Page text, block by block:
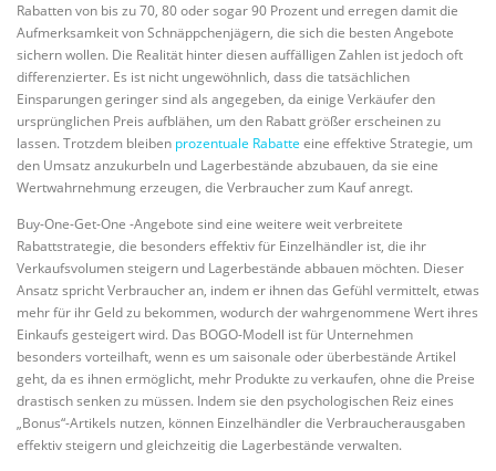
Rabatten von bis zu 70, 80 oder sogar 90 Prozent und erregen damit die
Aufmerksamkeit von Schnäppchenjägern, die sich die besten Angebote
sichern wollen. Die Realität hinter diesen auffälligen Zahlen ist jedoch oft
differenzierter. Es ist nicht ungewöhnlich, dass die tatsächlichen
Einsparungen geringer sind als angegeben, da einige Verkäufer den
ursprünglichen Preis aufblähen, um den Rabatt größer erscheinen zu
lassen. Trotzdem bleiben prozentuale Rabatte eine effektive Strategie, um
den Umsatz anzukurbeln und Lagerbestände abzubauen, da sie eine
Wertwahrnehmung erzeugen, die Verbraucher zum Kauf anregt.
Buy-One-Get-One -Angebote sind eine weitere weit verbreitete
Rabattstrategie, die besonders effektiv für Einzelhändler ist, die ihr
Verkaufsvolumen steigern und Lagerbestände abbauen möchten. Dieser
Ansatz spricht Verbraucher an, indem er ihnen das Gefühl vermittelt, etwas
mehr für ihr Geld zu bekommen, wodurch der wahrgenommene Wert ihres
Einkaufs gesteigert wird. Das BOGO-Modell ist für Unternehmen
besonders vorteilhaft, wenn es um saisonale oder überbestände Artikel
geht, da es ihnen ermöglicht, mehr Produkte zu verkaufen, ohne die Preise
drastisch senken zu müssen. Indem sie den psychologischen Reiz eines
„Bonus“-Artikels nutzen, können Einzelhändler die Verbraucherausgaben
effektiv steigern und gleichzeitig die Lagerbestände verwalten.